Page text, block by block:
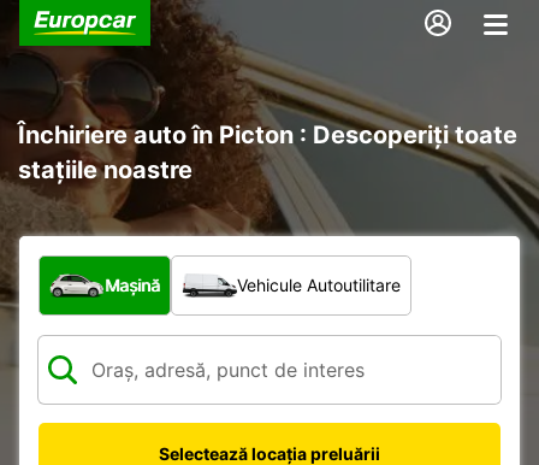
Închiriere auto în Picton : Descoperiți toate
stațiile noastre
Ce tip de vehicul?
Mașină Vehicule Autoutilitare
Selectează locația preluării